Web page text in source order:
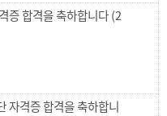
증 합격을 축하합니다 (2
자격증 합격을 축하합니